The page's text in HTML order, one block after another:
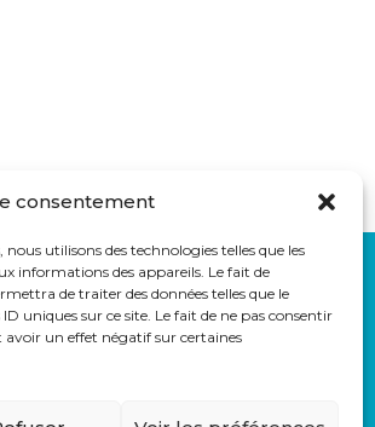
consentement
utilisons des technologies telles que les
informations des appareils. Le fait de
de traiter des données telles que le
uniques sur ce site. Le fait de ne pas consentir
un effet négatif sur certaines